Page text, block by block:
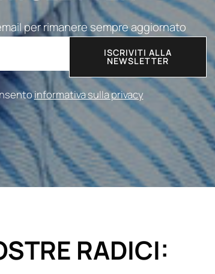
per rimanere sempre aggiornato
ISCRIVITI ALLA
NEWSLETTER
informativa sulla privacy
RADICI: